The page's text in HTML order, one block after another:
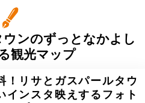
ンのずっとなかよし
観光マップ
！リサとガスパールタウ
インスタ映えするフォト